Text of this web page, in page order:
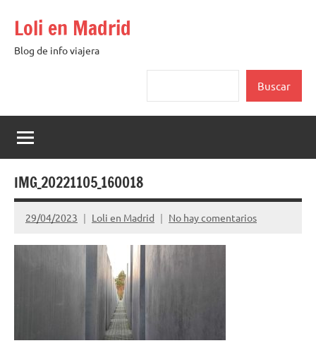
contenido
Loli en Madrid
Blog de info viajera
Buscar
IMG_20221105_160018
29/04/2023 Loli en Madrid No hay comentarios